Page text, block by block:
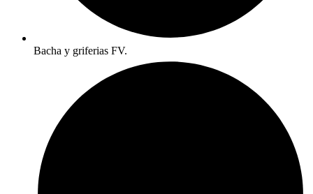
Bacha y griferias FV.